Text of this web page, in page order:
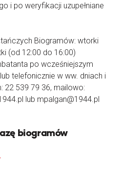
i po weryfikacji uzupełniane
Biogramów: wtorki
(od 12:00 do 16:00)
po wcześniejszym
telefonicznie w ww. dniach i
22 539 79 36, mailowo:
lub mpalgan@1944.pl
biogramów